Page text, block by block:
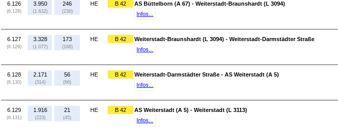
6.126
(6.128)
3.950
(1.632)
246
(236)
HE B 42
AS Büttelborn (A 67) - Weiterstadt-Braunshardt (L 3094)
Infos...
6.127
(6.129)
3.328
(1.077)
173
(168)
HE B 42
Weiterstadt-Braunshardt (L 3094) - Weiterstadt-Darmstädter Straße
Infos...
6.128
(6.130)
2.171
(314)
56
(66)
HE B 42
Weiterstadt-Darmstädter Straße - AS Weiterstadt (A 5)
Infos...
6.129
(6.131)
1.916
(223)
21
(45)
HE B 42
AS Weiterstadt (A 5) - Weiterstadt (L 3113)
Infos...